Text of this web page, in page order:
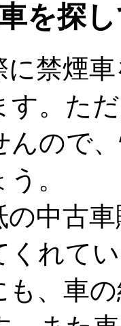
を探
に禁煙
す。た
んので
。
中古
くれて
、車